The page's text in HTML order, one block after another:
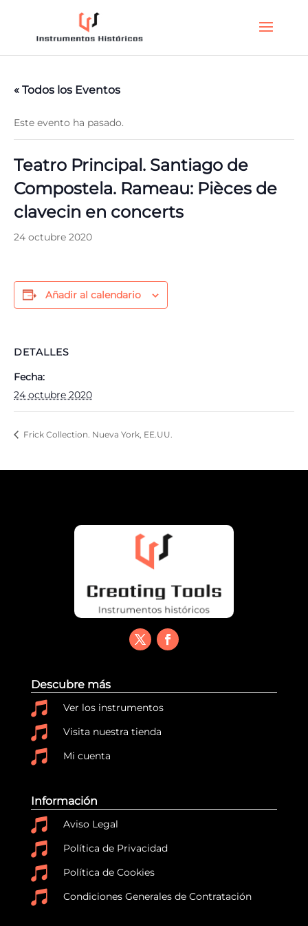
« Todos los Eventos
Este evento ha pasado.
Teatro Principal. Santiago de
Compostela. Rameau: Pièces de
clavecin en concerts
24 octubre 2020
Añadir al calendario
DETALLES
Fecha:
24 octubre 2020
Frick Collection. Nueva York, EE.UU.
Descubre más
 Ver los instrumentos
 Visita nuestra tienda
 Mi cuenta
Información
 Aviso Legal
 Política de Privacidad
 Política de Cookies
 Condiciones Generales de Contratación